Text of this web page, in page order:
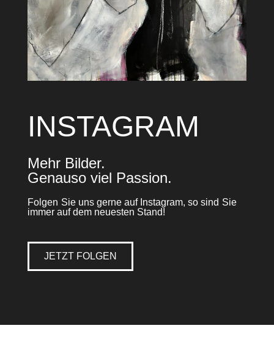
INSTAGRAM
Mehr Bilder.
Genauso viel Passion.
Folgen Sie uns gerne auf Instagram, so sind Sie
immer auf dem neuesten Stand!
JETZT FOLGEN